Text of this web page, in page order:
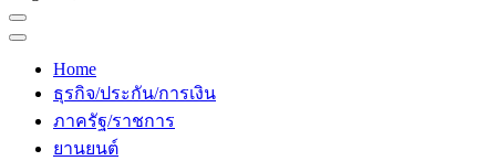
Home
ธุรกิจ/ประกัน/การเงิน
ภาครัฐ/ราชการ
ยานยนต์